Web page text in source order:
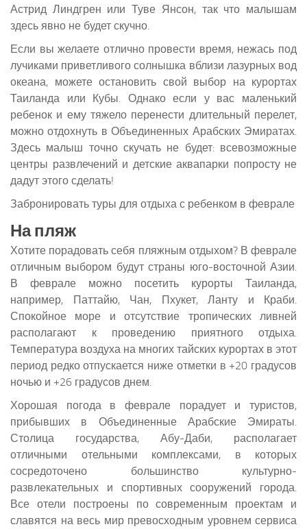
Астрид Линдгрен или Туве Янсон, так что малышам
здесь явно не будет скучно.
Если вы желаете отлично провести время, нежась под
лучиками приветливого солнышка вблизи лазурных вод
океана, можете остановить свой выбор на курортах
Таиланда или Кубы. Однако если у вас маленький
ребенок и ему тяжело перенести длительный перелет,
можно отдохнуть в Объединенных Арабских Эмиратах.
Здесь малыш точно скучать не будет: всевозможные
центры развлечений и детские аквапарки попросту не
дадут этого сделать!
Забронировать туры для отдыха с ребенком в феврале
На пляж
Хотите порадовать себя пляжным отдыхом? В феврале
отличным выбором будут страны юго-восточной Азии.
В феврале можно посетить курорты Таиланда,
например, Паттайю, Чан, Пхукет, Ланту и Краби.
Спокойное море и отсутствие тропических ливней
располагают к проведению приятного отдыха.
Температура воздуха на многих тайских курортах в этот
период редко отпускается ниже отметки в +20 градусов
ночью и +26 градусов днем.
Хорошая погода в феврале порадует и туристов,
прибывших в Объединенные Арабские Эмираты.
Столица государства, Абу-Даби, располагает
отличными отельными комплексами, в которых
сосредоточено большинство культурно-
развлекательных и спортивных сооружений города.
Все отели построены по современным проектам и
славятся на весь мир превосходным уровнем сервиса